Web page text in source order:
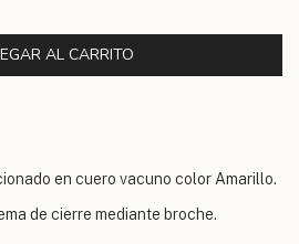
en cuero vacuno color Amarillo.
de cierre mediante broche.